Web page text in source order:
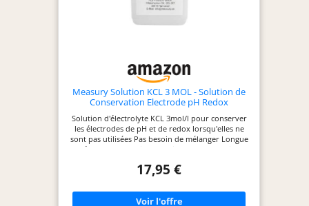
Measury Solution KCL 3 MOL - Solution de
Conservation Electrode pH Redox
Solution d'électrolyte KCL 3mol/l pour conserver
les électrodes de pH et de redox lorsqu'elles ne
sont pas utilisées Pas besoin de mélanger Longue
durée de conservation Convient aux appareils de
17,95 €